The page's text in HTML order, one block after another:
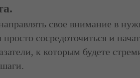
свое внимание в
сосредоточиться и
к которым будете